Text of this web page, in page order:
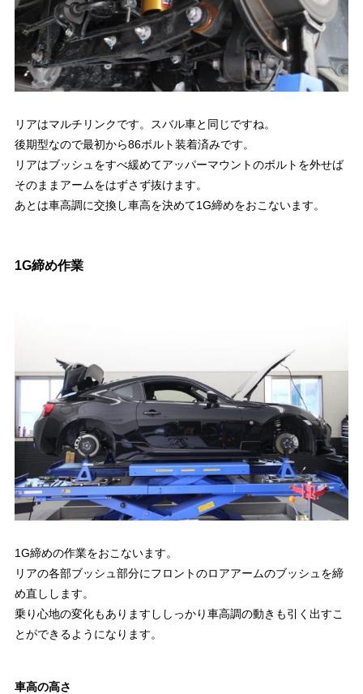
リアはマルチリンクです。スバル車と同じですね。
後期型なので最初から86ボルト装着済みです。
リアはブッシュをすべ緩めてアッパーマウントのボルトを外せば
そのままアームをはずさず抜けます。
あとは車高調に交換し車高を決めて1G締めをおこないます。
1G締め作業
1G締めの作業をおこないます。
リアの各部ブッシュ部分にフロントのロアアームのブッシュを締
め直しします。
乗り心地の変化もありますししっかり車高調の動きも引く出すこ
とができるようになります。
車高の高さ